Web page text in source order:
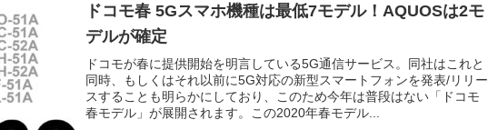
ドコモ春 5Gスマホ機種は最低7モデル！AQUOSは2モ
デルが確定
ドコモが春に提供開始を明言している5G通信サービス。同社はこれと
同時、もしくはそれ以前に5G対応の新型スマートフォンを発表/リリー
スすることも明らかにしており、このため今年は普段はない「ドコモ
春モデル」が展開されます。この2020年春モデル...